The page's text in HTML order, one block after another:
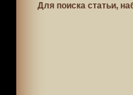
Для поиска статьи,